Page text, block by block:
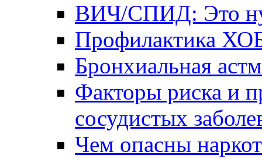
ВИЧ/СПИД: Это
Профилактика
Бронхиальная
Факторы риска и
сосудистых
Чем опасны